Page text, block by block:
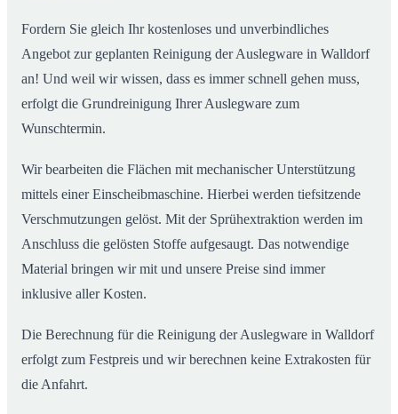
Fordern Sie gleich Ihr kostenloses und unverbindliches
Angebot zur geplanten Reinigung der Auslegware in Walldorf
an! Und weil wir wissen, dass es immer schnell gehen muss,
erfolgt die Grundreinigung Ihrer Auslegware zum
Wunschtermin.
Wir bearbeiten die Flächen mit mechanischer Unterstützung
mittels einer Einscheibmaschine. Hierbei werden tiefsitzende
Verschmutzungen gelöst. Mit der Sprühextraktion werden im
Anschluss die gelösten Stoffe aufgesaugt. Das notwendige
Material bringen wir mit und unsere Preise sind immer
inklusive aller Kosten.
Die Berechnung für die Reinigung der Auslegware in Walldorf
erfolgt zum Festpreis und wir berechnen keine Extrakosten für
die Anfahrt.